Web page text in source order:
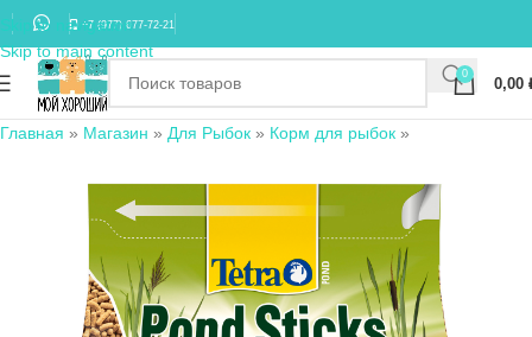
Skip to navigation
Skip to main content
+7 (977) 677-72-21
0
0,00
Главная » Магазин » Для Рыбок » Корм для рыбок »